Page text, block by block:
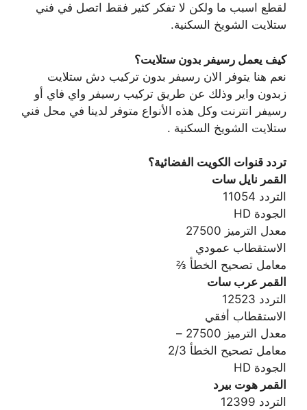
لقطع اسبب ما ولكن لا تفكر كثير فقط اتصل في فني
ستلايت الشويخ السكنية.
كيف يعمل رسيفر بدون ستلايت؟
نعم هنا يتوفر الان رسيفر بدون تركيب دش ستلايت
زبدون واير وذلك عن طريق تركيب رسيفر واي فاي أو
رسيفر انترنت وكل هذه الأنواع متوفر لدينا في محل فني
ستلايت الشويخ السكنية .
تردد قنوات الكويت الفضائية؟
القمر نايل سات
التردد 11054
الجودة HD
معدل الترميز 27500
الاستقطاب عمودي
معامل تصحيح الخطأ ⅔
القمر عرب سات
التردد 12523
الاستقطاب أفقي
معدل الترميز 27500 –
معامل تصحيح الخطأ 2/3
الجودة HD
القمر هوت بيرد
التردد 12399